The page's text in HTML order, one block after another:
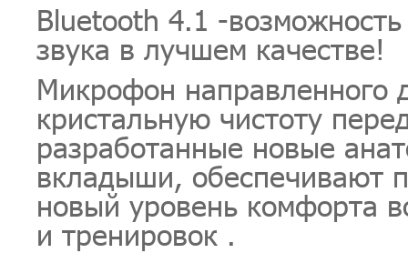
Bluetooth 4.1 -
звука в лучшем качестве!
Микрофон направленного
кристальную чистоту
разработанные новые
вкладыши, обеспечивают
новый уровень комфорта
и тренировок .